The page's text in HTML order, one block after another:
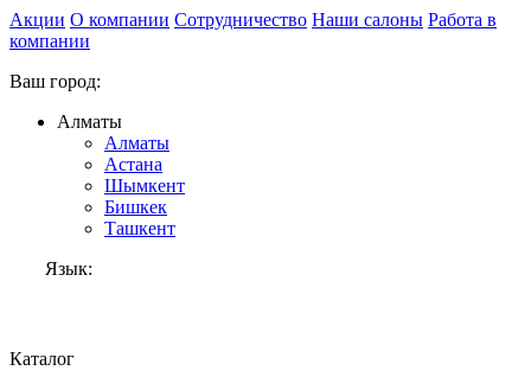
Акции О компании Сотрудничество Наши салоны Работа в
компании
Ваш город:
Алматы
Алматы
Астана
Шымкент
Бишкек
Ташкент
Язык:
Каталог